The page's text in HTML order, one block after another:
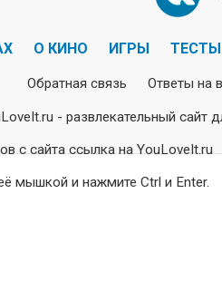
О КИНО ИГРЫ ТЕСТЫ
Обратная связь Ответы на
- развлекательный сайт
с сайта ссылка на YouLoveIt.ru
мышкой и нажмите Ctrl и Enter.